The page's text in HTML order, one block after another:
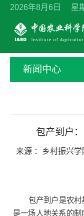
2026年8月6日 星
新闻中心
包产到户
来源 ： 乡村振兴
包产到户是农村
是一场人地关系的